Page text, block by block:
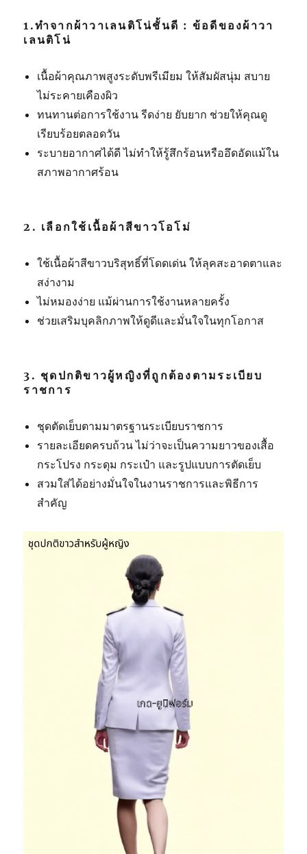
1.ทำจากผ้าวาเลนติโน่ชั้นดี : ข้อดีของผ้าวา
เลนติโน่
เนื้อผ้าคุณภาพสูงระดับพรีเมียม ให้สัมผัสนุ่ม สบาย
ไม่ระคายเคืองผิว
ทนทานต่อการใช้งาน รีดง่าย ยับยาก ช่วยให้คุณดู
เรียบร้อยตลอดวัน
ระบายอากาศได้ดี ไม่ทำให้รู้สึกร้อนหรืออึดอัดแม้ใน
สภาพอากาศร้อน
2. เลือกใช้เนื้อผ้าสีขาวโอโม่
ใช้เนื้อผ้าสีขาวบริสุทธิ์ที่โดดเด่น ให้ลุคสะอาดตาและ
สง่างาม
ไม่หมองง่าย แม้ผ่านการใช้งานหลายครั้ง
ช่วยเสริมบุคลิกภาพให้ดูดีและมั่นใจในทุกโอกาส
3. ชุดปกติขาวผู้หญิงที่ถูกต้องตามระเบียบ
ราชการ
ชุดตัดเย็บตามมาตรฐานระเบียบราชการ
รายละเอียดครบถ้วน ไม่ว่าจะเป็นความยาวของเสื้อ
กระโปรง กระดุม กระเป๋า และรูปแบบการตัดเย็บ
สวมใส่ได้อย่างมั่นใจในงานราชการและพิธีการ
สำคัญ